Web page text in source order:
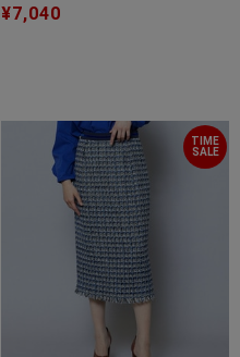
¥7,040
TIME
SALE